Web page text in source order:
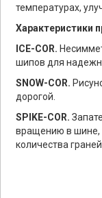
температурах,
Характеристики
ICE-COR.
шипов для
SNOW-COR.
дорогой.
SPIKE-COR.
вращению в шине,
количества